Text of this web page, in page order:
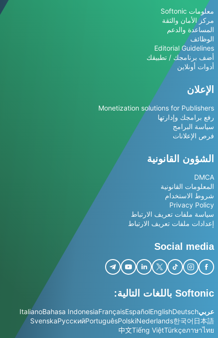
معلومات Softonic
مركز الأمان والثقة
المساعدة والدعم
الوظائف
Editorial Guidelines
أضف برنامجك / تطبيقك
أدوات أونلاين
الإعلان
Monetization solutions for Publishers
رفع برامجك وإدارتها
سياسة البرامج
فرص الإعلانات
الشؤون القانونية
DMCA
المعلومات القانونية
شروط الاستخدام
Privacy Policy
سياسة ملفات تعريف الارتباط
إعدادات ملفات تعريف الارتباط
Social media
Softonic باللغات التالية:
عربيDeutsch
English
Español
Français
Bahasa Indonesia
Italiano
日本語
한국어
Nederlands
Polski
Português
Русский
Svenska
ภาษาไทย
Türkçe
Tiếng Việt
中文